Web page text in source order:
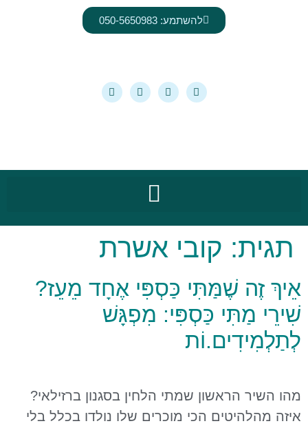
להשתמע: 050-5650983
תגית: קובי אשרת
אֵיךְ זֶה שֶׁמַּתִּי כַּסְפִּי אֶחָד מֵעֵז?
שִׁירֵי מַתִּי כַּסְפִּי: מִפְגָּשׁ
לְתַלְמִידִים.וֹת
מהו השיר הראשון שמתי הלחין בסגנון ברזילאי?
איזה מהלהיטים הכי מוכרים שלו נולדו בכלל בלי